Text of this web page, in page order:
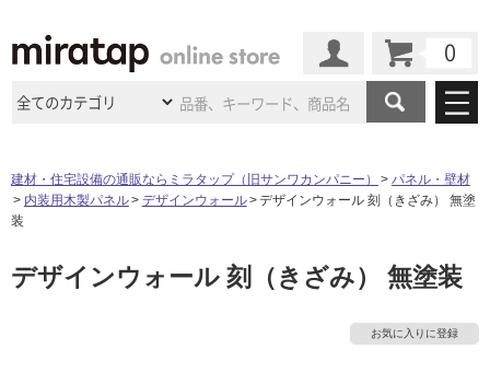
商品カテゴリ
キッチン 浴室（風呂・バスルー
ム）・ トイレ
施工事例
施工事例 法人案件納入事例
インタビュー
ショールーム
建材・住宅設備の通販ならミラタップ（旧サンワカンパニー）
パネル・壁材
内装用木製パネル
デザインウォール
デザインウォール 刻（きざみ） 無塗
装
デザインウォール 刻（きざみ） 無塗装
お気に入りに登録